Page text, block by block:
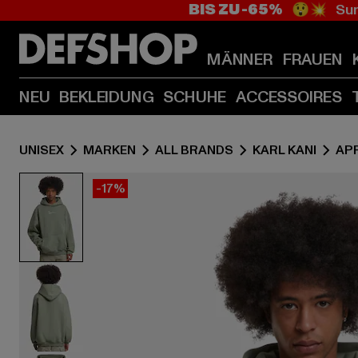
BIS ZU -65% 😲💥
MÄNNER FRAUEN
NEU BEKLEIDUNG SCHUHE ACCESSOIRES
UNISEX MARKEN ALL BRANDS KARL KANI
-17%